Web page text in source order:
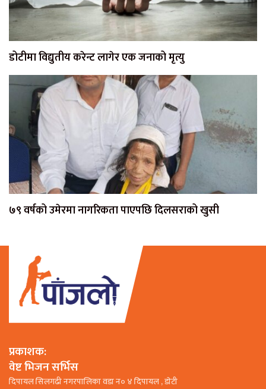
डोटीमा विद्युतीय करेन्ट लागेर एक जनाको मृत्यु
७९ वर्षको उमेरमा नागरिकता पाएपछि दिलसराको खुसी
प्रकाशक:
वेष्ट भिजन सर्भिस
दिपायल सिलगढी नगरपालिका वडा न० ४ दिपायल , डाेटी